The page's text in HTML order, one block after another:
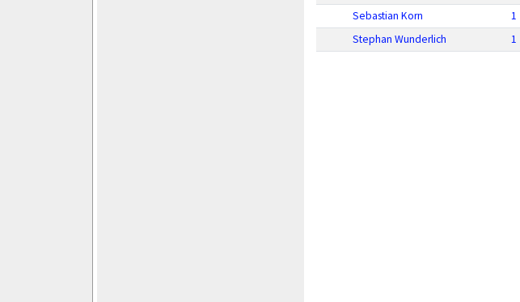
Sebastian Korn
1
Stephan Wunderlich
1